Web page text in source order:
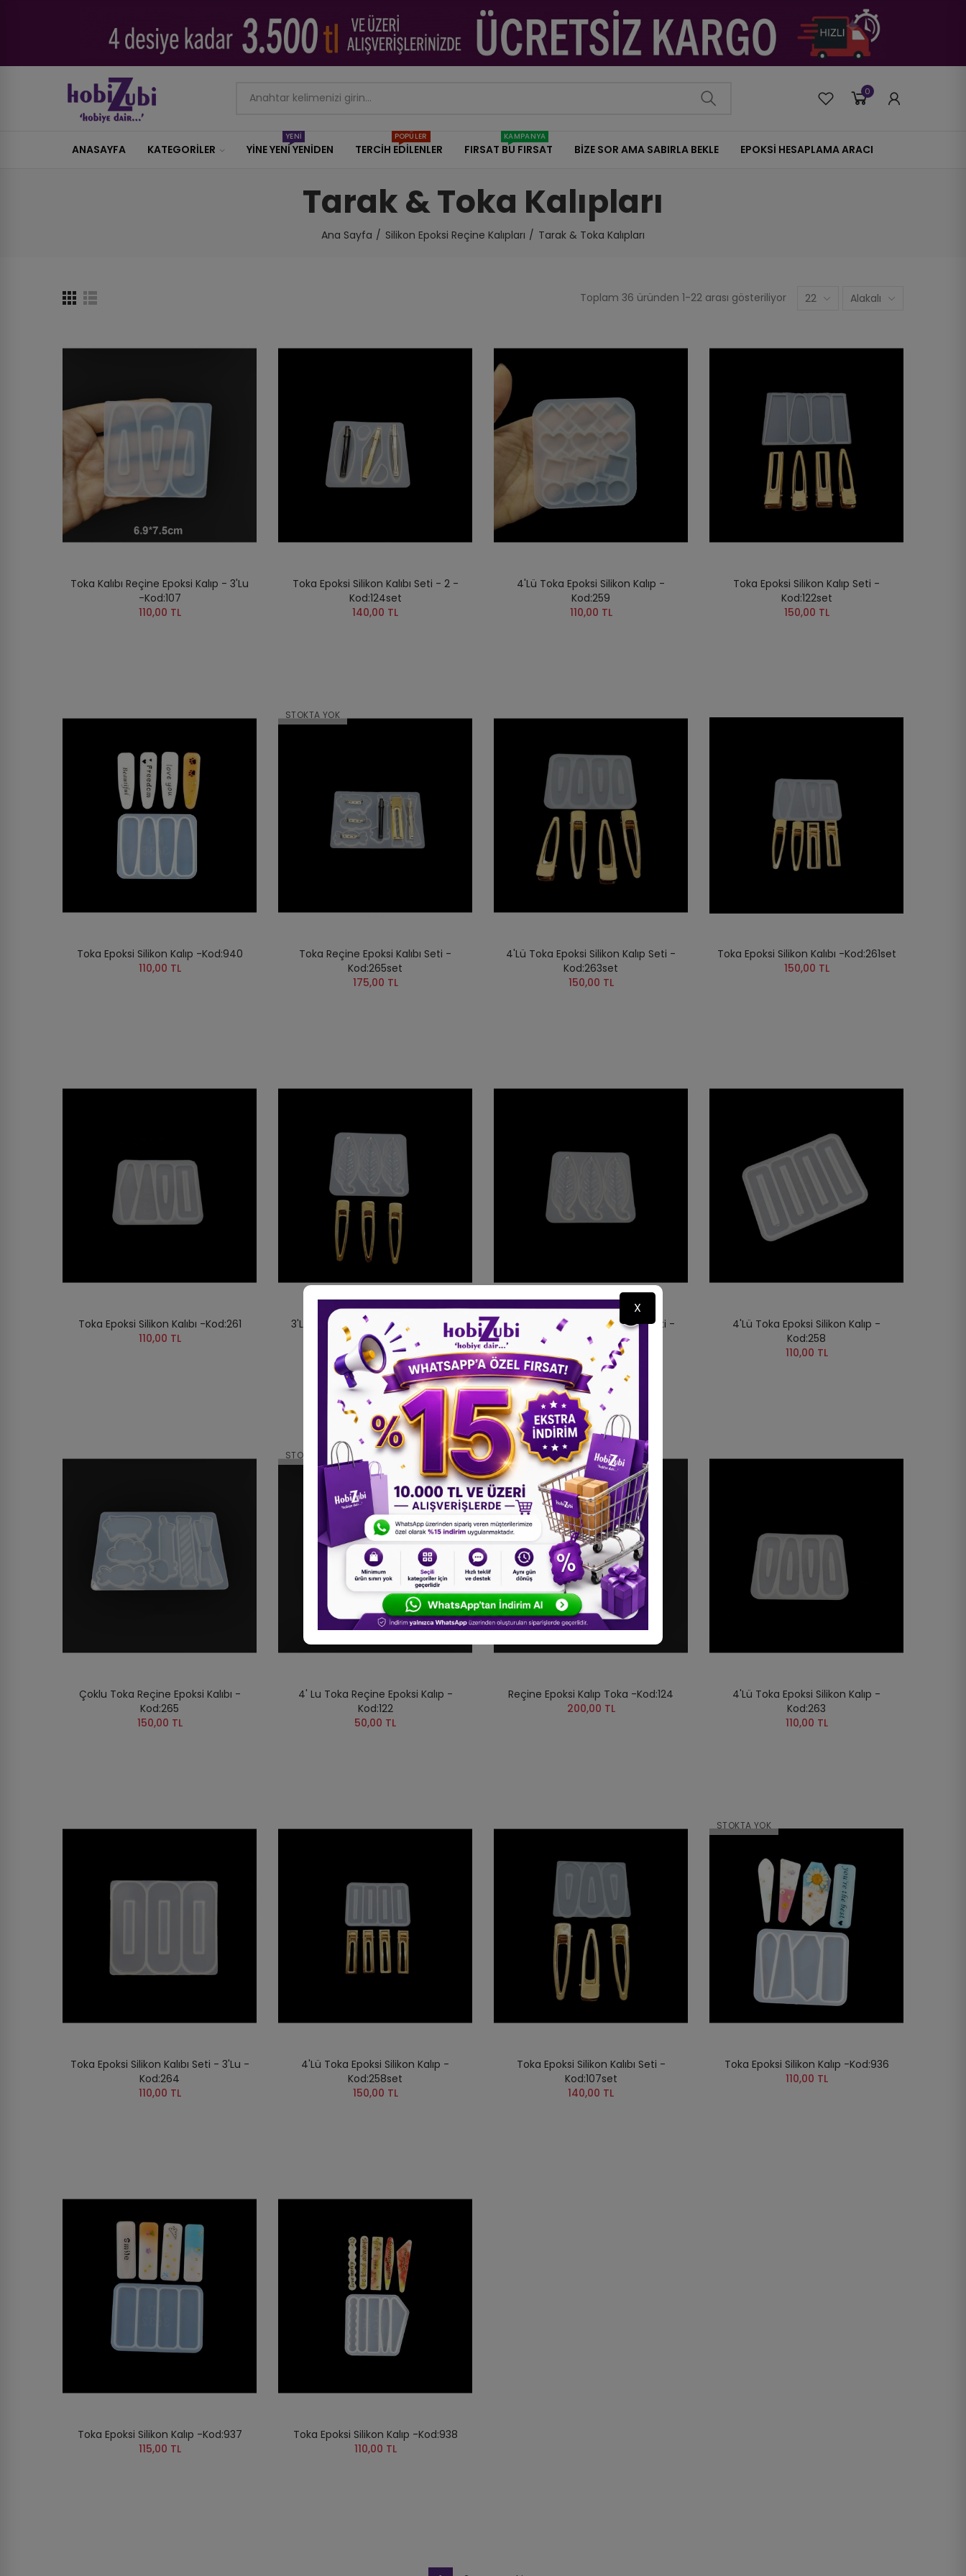
0
ANASAYFA KATEGORILER YİNE YENİ YENİDEN
YENİ
TERCİH EDİLENLER
POPÜLER
FIRSAT BU FIRSAT
KAMPANYA
BİZE SOR AMA SABIRLA BEKLE EPOKSİ HESAPLAMA ARACI
Tarak & Toka Kalıpları
Ana Sayfa Silikon Epoksi Reçine Kalıpları Tarak & Toka Kalıpları
Toplam 36 üründen 1-22 arası gösteriliyor 22 Alakalı
Toka Kalıbı Reçine Epoksi Kalıp - 3'lu
-Kod:107
110,00 TL
Toka Epoksi Silikon Kalıbı Seti - 2 -
Kod:124set
140,00 TL
4'Lü Toka Epoksi Silikon Kalıp -
Kod:259
110,00 TL
Toka Epoksi Silikon Kalıp Seti -
Kod:122set
150,00 TL
Toka Epoksi Silikon Kalıp -Kod:940
110,00 TL
STOKTA YOK
Toka Reçine Epoksi Kalıbı Seti -
Kod:265set
175,00 TL
4'lü Toka Epoksi Silikon Kalıp Seti -
Kod:263set
150,00 TL
Toka Epoksi Silikon Kalıbı -Kod:261set
150,00 TL
Toka Epoksi Silikon Kalıbı -Kod:261
110,00 TL
3'lü Toka Epoksi Silikon Kalıp Seti -
Kod:260set
150,00 TL
3'lü Toka Epoksi Silikon Kalıp Seti -
Kod:260
110,00 TL
4'Lü Toka Epoksi Silikon Kalıp -
Kod:258
110,00 TL
Çoklu Toka Reçine Epoksi Kalıbı -
Kod:265
150,00 TL
STOKTA YOK
4' Lu Toka Reçine Epoksi Kalıp -
Kod:122
50,00 TL
Reçine Epoksi Kalıp Toka -Kod:124
200,00 TL
4'lü Toka Epoksi Silikon Kalıp -
Kod:263
110,00 TL
Toka Epoksi Silikon Kalıbı Seti - 3'lu -
Kod:264
110,00 TL
4'Lü Toka Epoksi Silikon Kalıp -
Kod:258set
150,00 TL
Toka Epoksi Silikon Kalıbı Seti -
Kod:107set
140,00 TL
STOKTA YOK
Toka Epoksi Silikon Kalıp -Kod:936
110,00 TL
Toka Epoksi Silikon Kalıp -Kod:937
115,00 TL
Toka Epoksi Silikon Kalıp -Kod:938
110,00 TL
X